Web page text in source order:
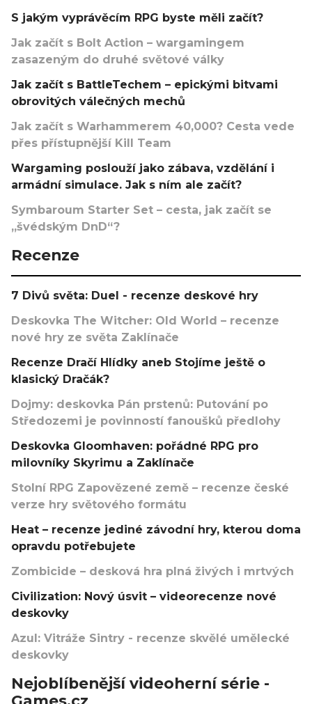
S jakým vyprávěcím RPG byste měli začít?
Jak začít s Bolt Action – wargamingem
zasazeným do druhé světové války
Jak začít s BattleTechem – epickými bitvami
obrovitých válečných mechů
Jak začít s Warhammerem 40,000? Cesta vede
přes přístupnější Kill Team
Wargaming poslouží jako zábava, vzdělání i
armádní simulace. Jak s ním ale začít?
Symbaroum Starter Set – cesta, jak začít se
„švédským DnD“?
Recenze
7 Divů světa: Duel - recenze deskové hry
Deskovka The Witcher: Old World – recenze
nové hry ze světa Zaklínače
Recenze Dračí Hlídky aneb Stojíme ještě o
klasický Dračák?
Dojmy: deskovka Pán prstenů: Putování po
Středozemi je povinností fanoušků předlohy
Deskovka Gloomhaven: pořádné RPG pro
milovníky Skyrimu a Zaklínače
Stolní RPG Zapovězené země – recenze české
verze hry světového formátu
Heat – recenze jediné závodní hry, kterou doma
opravdu potřebujete
Zombicide – desková hra plná živých i mrtvých
Civilization: Nový úsvit – videorecenze nové
deskovky
Azul: Vitráže Sintry - recenze skvělé umělecké
deskovky
Nejoblíbenější videoherní série -